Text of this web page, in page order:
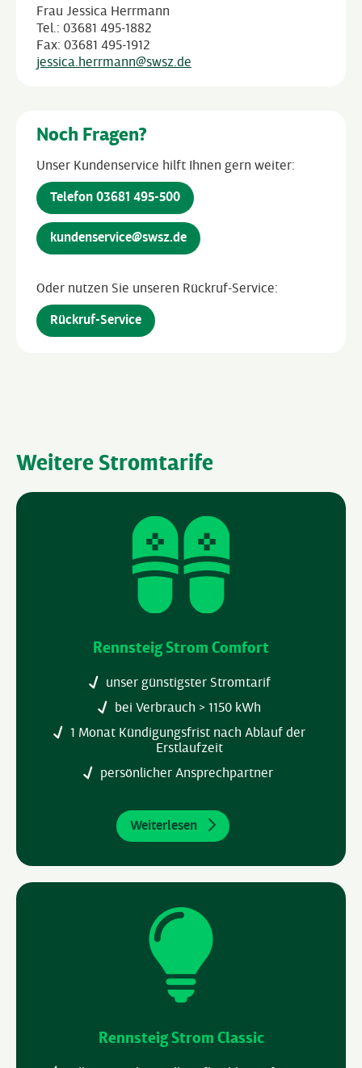
Frau Jessica Herrmann
Tel.: 03681 495-1882
Fax: 03681 495-1912
jessica.herrmann@swsz.de
Noch Fragen?
Unser Kundenservice hilft Ihnen gern weiter:
Telefon 03681 495-500
kundenservice@swsz.de
Oder nutzen Sie unseren Rückruf-Service:
Rückruf-Service
Weitere Stromtarife
Rennsteig Strom Comfort
unser günstigster Stromtarif
bei Verbrauch > 1150 kWh
1 Monat Kündigungsfrist nach Ablauf der
Erstlaufzeit
persönlicher Ansprechpartner
Weiterlesen
Rennsteig Strom Classic